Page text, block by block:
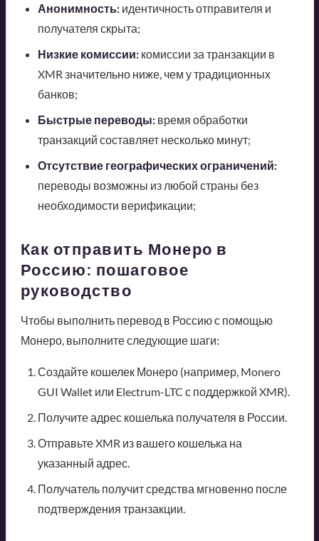
Анонимность:идентичность отправителя и
получателя скрыта;
Низкие комиссии:комиссии за транзакции в
XMR значительно ниже, чем у традиционных
банков;
Быстрые переводы:время обработки
транзакций составляет несколько минут;
Отсутствие географических ограничений:
переводы возможны из любой страны без
необходимости верификации;
Как отправить Монеро в
Россию: пошаговое
руководство
Чтобы выполнить перевод в Россию с помощью
Монеро, выполните следующие шаги:
Создайте кошелек Монеро (например, Monero
GUI Wallet или Electrum-LTC с поддержкой XMR).
Получите адрес кошелька получателя в России.
Отправьте XMR из вашего кошелька на
указанный адрес.
Получатель получит средства мгновенно после
подтверждения транзакции.